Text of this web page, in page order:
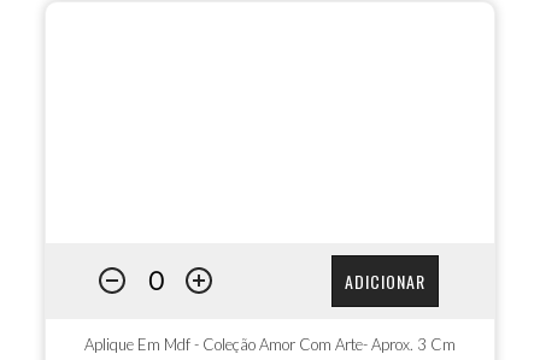
ADICIONAR
Aplique Em Mdf - Coleção Amor Com Arte- Aprox. 3 Cm